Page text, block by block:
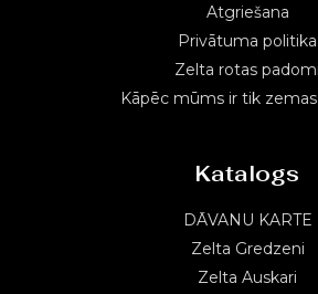
Atgriešana
Privātuma politika
Zelta rotas padomi
Kāpēc mūms ir tik
Katalogs
DĀVANU KARTE
Zelta Gredzeni
Zelta Auskari